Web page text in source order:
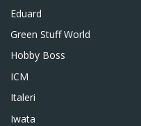
Eduard
Green Stuff World
Hobby Boss
ICM
Italeri
Iwata